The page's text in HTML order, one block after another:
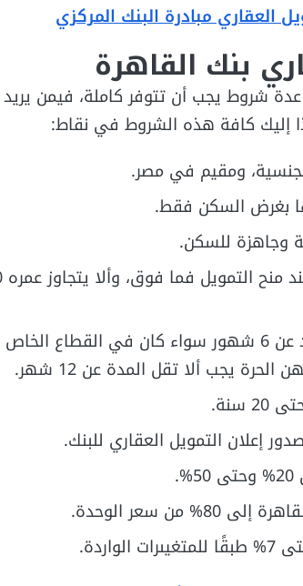
العقاري مبادرة البنك المركزي
بنك القاهرة
شروط يجب أن تتوفر كاملة، فيمن
إليك كافة هذه الشروط في نقاط:
ومقيم في مصر.
بغرض السكن فقط.
وجاهزة للسكن.
يجب ألا تقل مدة العمل للمستفيد عن 6 شهور سواء كان في القطاع
يجب ألا تقل المدة عن 12 شهر.
إعلان التمويل العقاري للبنك.
سعر الوحدة.